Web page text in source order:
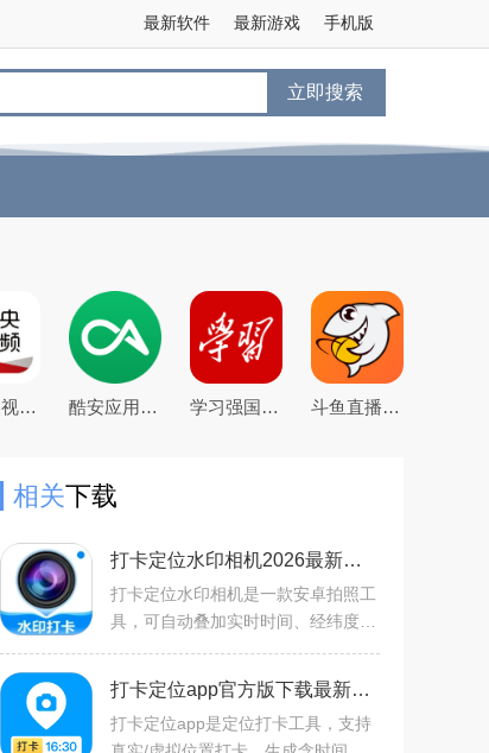
手机版
最新游戏
最新软件
立即搜索
央视央视频app下载2026最新版本 酷安应用商店app下载2026最新版 学习强国app手机客户端 斗鱼直播下载2026官方版
相关下载
打卡定位水印相机2026最新版下载v1.2.1工作考勤拍照软件
打卡定位水印相机是一款安卓拍照工
具，可自动叠加实时时间、经纬度、
到、工程拍照等场景。手动校准位
置，离线也可记录，实用方便
打卡定位app官方版下载最新版本v1.70.06011618 安卓版
打卡定位app是定位打卡工具，支持